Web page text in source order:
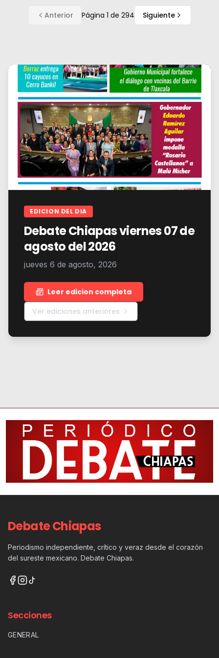
Anterior Página 1 de 294 Siguiente
EDICION DEL DIA
Debate Chiapas viernes 07 de
agosto del 2026
jueves 6 de agosto, 2026
Leer edicion completa
Ver ediciones anteriores
Debate Chiapas
Periodismo independiente, crítico y veraz desde el corazón
del sureste mexicano. Debate Chiapas.
Secciones
GENERAL